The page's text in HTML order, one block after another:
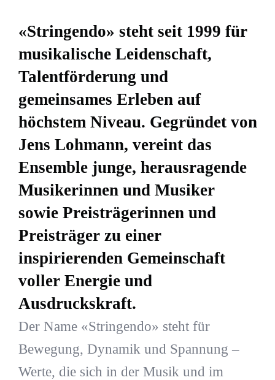
«Stringendo» steht seit 1999 für
musikalische Leidenschaft,
Talentförderung und
gemeinsames Erleben auf
höchstem Niveau. Gegründet von
Jens Lohmann, vereint das
Ensemble junge, herausragende
Musikerinnen und Musiker
sowie Preisträgerinnen und
Preisträger zu einer
inspirierenden Gemeinschaft
voller Energie und
Ausdruckskraft.
Der Name «Stringendo» steht für
Bewegung, Dynamik und Spannung –
Werte, die sich in der Musik und im